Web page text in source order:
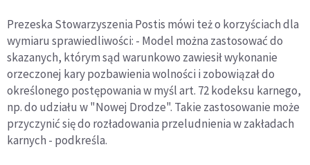
Prezeska Stowarzyszenia Postis mówi też o korzyściach dla
wymiaru sprawiedliwości: - Model można zastosować do
skazanych, którym sąd warunkowo zawiesił wykonanie
orzeczonej kary pozbawienia wolności i zobowiązał do
określonego postępowania w myśl art. 72 kodeksu karnego,
np. do udziału w "Nowej Drodze". Takie zastosowanie może
przyczynić się do rozładowania przeludnienia w zakładach
karnych - podkreśla.